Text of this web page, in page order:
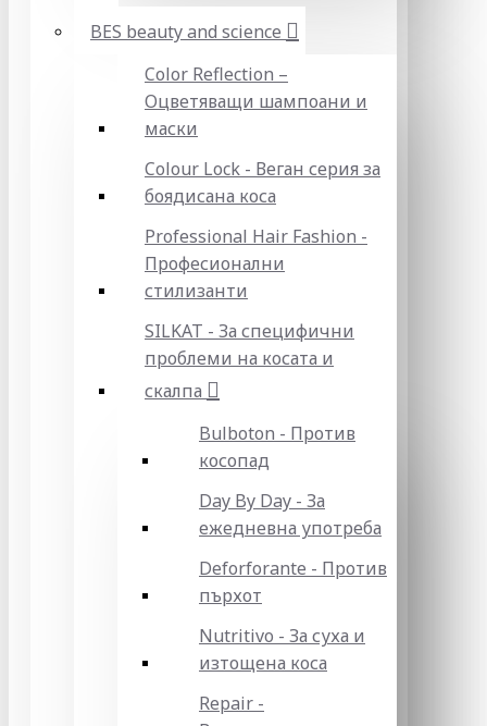
BES beauty and science
Color Reflection –
Оцветяващи шампоани и
маски
Colour Lock - Веган серия за
боядисана коса
Professional Hair Fashion -
Професионални
стилизанти
SILKAT - За специфични
проблеми на косата и
скалпа
Bulboton - Против
косопад
Day By Day - За
ежедневна употреба
Deforforante - Против
пърхот
Nutritivo - За суха и
изтощена коса
Repair -